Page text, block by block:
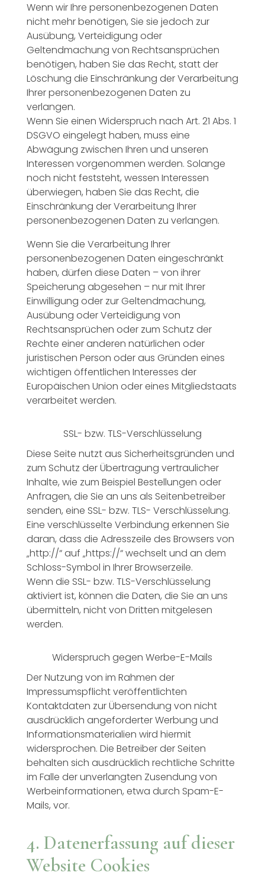
Wenn wir Ihre personenbezogenen Daten
nicht mehr benötigen, Sie sie jedoch zur
Ausübung, Verteidigung oder
Geltendmachung von Rechtsansprüchen
benötigen, haben Sie das Recht, statt der
Löschung die Einschränkung der Verarbeitung
Ihrer personenbezogenen Daten zu
verlangen.
Wenn Sie einen Widerspruch nach Art. 21 Abs. 1
DSGVO eingelegt haben, muss eine
Abwägung zwischen Ihren und unseren
Interessen vorgenommen werden. Solange
noch nicht feststeht, wessen Interessen
überwiegen, haben Sie das Recht, die
Einschränkung der Verarbeitung Ihrer
personenbezogenen Daten zu verlangen.
Wenn Sie die Verarbeitung Ihrer
personenbezogenen Daten eingeschränkt
haben, dürfen diese Daten – von ihrer
Speicherung abgesehen – nur mit Ihrer
Einwilligung oder zur Geltendmachung,
Ausübung oder Verteidigung von
Rechtsansprüchen oder zum Schutz der
Rechte einer anderen natürlichen oder
juristischen Person oder aus Gründen eines
wichtigen öffentlichen Interesses der
Europäischen Union oder eines Mitgliedstaats
verarbeitet werden.
SSL- bzw. TLS-Verschlüsselung
Diese Seite nutzt aus Sicherheitsgründen und
zum Schutz der Übertragung vertraulicher
Inhalte, wie zum Beispiel Bestellungen oder
Anfragen, die Sie an uns als Seitenbetreiber
senden, eine SSL- bzw. TLS- Verschlüsselung.
Eine verschlüsselte Verbindung erkennen Sie
daran, dass die Adresszeile des Browsers von
„http://“ auf „https://“ wechselt und an dem
Schloss-Symbol in Ihrer Browserzeile.
Wenn die SSL- bzw. TLS-Verschlüsselung
aktiviert ist, können die Daten, die Sie an uns
übermitteln, nicht von Dritten mitgelesen
werden.
Widerspruch gegen Werbe-E-Mails
Der Nutzung von im Rahmen der
Impressumspflicht veröffentlichten
Kontaktdaten zur Übersendung von nicht
ausdrücklich angeforderter Werbung und
Informationsmaterialien wird hiermit
widersprochen. Die Betreiber der Seiten
behalten sich ausdrücklich rechtliche Schritte
im Falle der unverlangten Zusendung von
Werbeinformationen, etwa durch Spam-E-
Mails, vor.
4. Datenerfassung auf dieser
Website Cookies